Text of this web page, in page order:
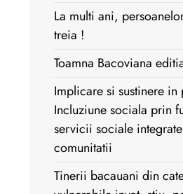
La multi ani,
treia !
Toamna Bacoviana
Implicare si sustinere
Incluziune sociala prin
servicii sociale
comunitatii
Tinerii bacauani din